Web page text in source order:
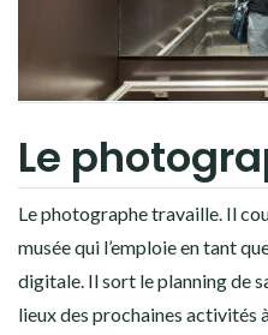
Le
Le photographe travaille. Il
musée qui l’emploie en tant
digitale. Il sort le planning de
lieux des prochaines activités